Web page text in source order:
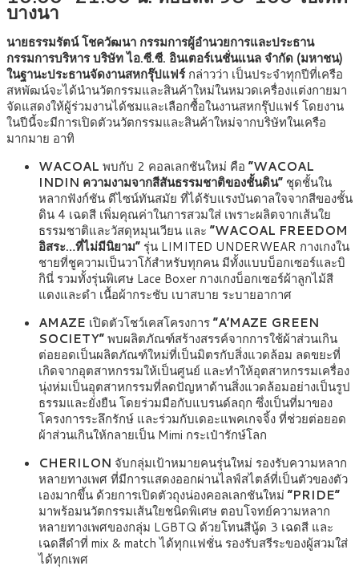
บางนา
นายธรรมรัตน์ โชควัฒนา กรรมการผู้อำนวยการและประธาน
กรรมการบริหาร บริษัท ไอ.ซี.ซี. อินเตอร์เนชั่นแนล จำกัด (มหาชน)
ในฐานะประธานจัดงานสหกรุ๊ปแฟร์กล่าวว่า เป็นประจำทุกปีที่เครือ
สหพัฒน์จะได้นำนวัตกรรมและสินค้าใหม่ในหมวดเครื่องแต่งกายมา
จัดแสดงให้ผู้ร่วมงานได้ชมและเลือกซื้อในงานสหกรุ๊ปแฟร์ โดยงาน
ในปีนี้จะมีการเปิดตัวนวัตกรรมและสินค้าใหม่จากบริษัทในเครือ
มากมาย อาทิ
WACOAL พบกับ 2 คอลเลกชันใหม่ คือ “WACOAL
INDIN ความงามจากสีสันธรรมชาติของชั้นดิน” ชุดชั้นใน
หลากฟังก์ชัน ดีไซน์ทันสมัย ที่ได้รับแรงบันดาลใจจากสีของชั้น
ดิน 4 เฉดสี เพิ่มคุณค่าในการสวมใส่ เพราะผลิตจากเส้นใย
ธรรมชาติและวัสดุหมุนเวียน และ “WACOAL FREEDOM
อิสระ…ที่ไม่มีนิยาม” รุ่น LIMITED UNDERWEAR กางเกงใน
ชายที่ชูความเป็นวาโก้สำหรับทุกคน มีทั้งแบบบ็อกเซอร์และบิ
กินี่ รวมทั้งรุ่นพิเศษ Lace Boxer กางเกงบ็อกเซอร์ผ้าลูกไม้สี
แดงและดำ เนื้อผ้ากระชับ เบาสบาย ระบายอากาศ
AMAZE เปิดตัวโชว์เคสโครงการ“A’MAZE GREEN
SOCIETY”พบผลิตภัณฑ์สร้างสรรค์จากการใช้ผ้าส่วนเกิน
ต่อยอดเป็นผลิตภัณฑ์ใหม่ที่เป็นมิตรกับสิ่งแวดล้อม ลดขยะที่
เกิดจากอุตสาหกรรมให้เป็นศูนย์ และทำให้อุตสาหกรรมเครื่อง
นุ่งห่มเป็นอุตสาหกรรมที่ลดปัญหาด้านสิ่งแวดล้อมอย่างเป็นรูป
ธรรมและยั่งยืน โดยร่วมมือกับแบรนด์ลฤก ซึ่งเป็นที่มาของ
โครงการระลึกรักษ์ และร่วมกับเดอะแพคเกจจิ้ง ที่ช่วยต่อยอด
ผ้าส่วนเกินให้กลายเป็น Mimi กระเป๋ารักษ์โลก
CHERILON จับกลุ่มเป้าหมายคนรุ่นใหม่ รองรับความหลาก
หลายทางเพศ ที่มีการแสดงออกผ่านไลฟ์สไตล์ที่เป็นตัวของตัว
เองมากขึ้น ด้วยการเปิดตัวถุงน่องคอลเลกชันใหม่ “PRIDE”
มาพร้อมนวัตกรรมเส้นใยชนิดพิเศษ ตอบโจทย์ความหลาก
หลายทางเพศของกลุ่ม LGBTQ ด้วยโทนสีนู้ด 3 เฉดสี และ
เฉดสีดำที่ mix & match ได้ทุกแฟชั่น รองรับสรีระของผู้สวมใส่
ได้ทุกเพศ